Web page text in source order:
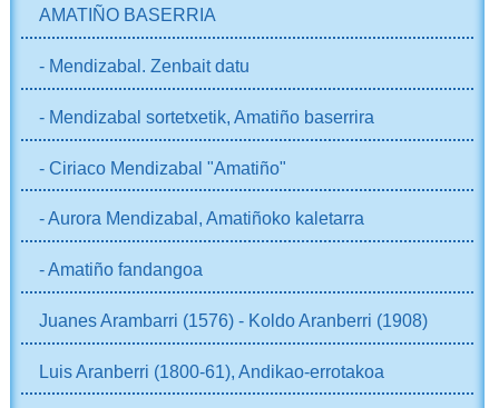
AMATIÑO BASERRIA
- Mendizabal. Zenbait datu
- Mendizabal sortetxetik, Amatiño baserrira
- Ciriaco Mendizabal "Amatiño"
- Aurora Mendizabal, Amatiñoko kaletarra
- Amatiño fandangoa
Juanes Arambarri (1576) - Koldo Aranberri (1908)
Luis Aranberri (1800-61), Andikao-errotakoa